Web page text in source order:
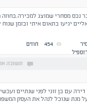
נכס מסחרי שמוצג
יגיעו בתאום איתי ובזמן
אני מתיר לו(בתאום מראש
באחת הפעמים הבהרתי כי לא
למרות זאת הוא בחר להכנס
מה החוק אומר במקרה
454 חוזים
תשובה
עם בן זוגי לפני שנתיים
מנת שנוכל לנהל את העסק